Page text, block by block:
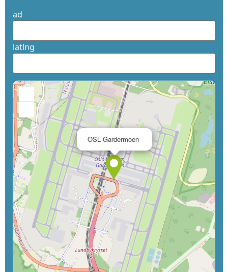
ad
latlng
OSL Gardermoen